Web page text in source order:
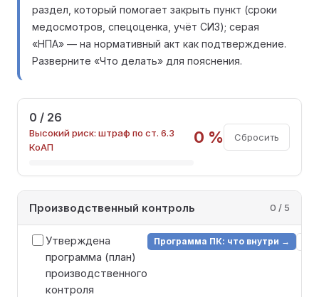
раздел, который помогает закрыть пункт (сроки
медосмотров, спецоценка, учёт СИЗ); серая
«НПА» — на нормативный акт как подтверждение.
Разверните «Что делать» для пояснения.
0 / 26
Высокий риск: штраф по ст. 6.3
КоАП
0 % Сбросить
Производственный контроль 0 / 5
Утверждена
программа (план)
производственного
контроля
Программа ПК: что внутри →